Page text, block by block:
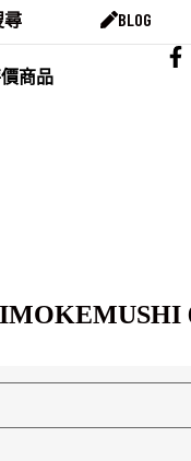
尋 BLOG
商品